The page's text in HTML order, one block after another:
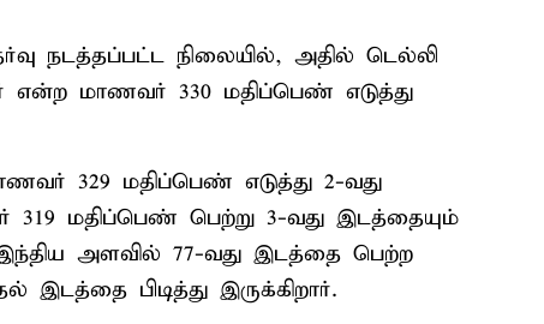
நடத்தப்பட்ட நிலையில், அதில் டெல்லி
என்ற மாணவர் 330 மதிப்பெண் எடுத்து
329 மதிப்பெண் எடுத்து 2-வது
மதிப்பெண் பெற்று 3-வது இடத்தையும்
அளவில் 77-வது இடத்தை பெற்ற
பிடித்து இருக்கிறார்.